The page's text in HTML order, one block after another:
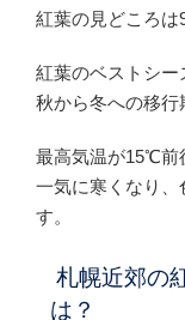
紅葉の見どころは
紅葉のベストシー
秋から冬への移行
最高気温が15℃前
一気に寒くなり、
す。
札幌近郊の
は？